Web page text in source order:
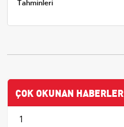
Tahminleri
ÇOK OKUNAN HABERLER
1